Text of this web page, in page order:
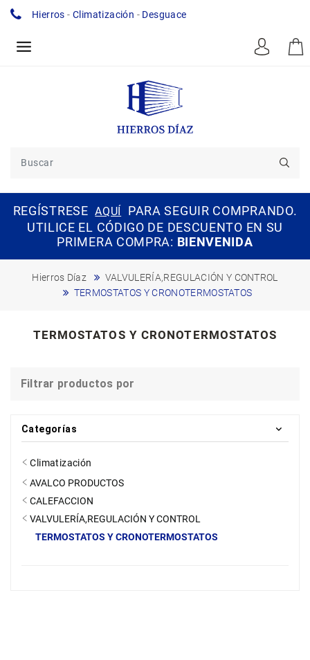
Hierros -Climatización - Desguace
REGÍSTRESE AQUÍ
PARA SEGUIR COMPRANDO.
UTILICE EL CÓDIGO DE DESCUENTO EN SU
PRIMERA COMPRA: BIENVENIDA
Hierros Díaz
VALVULERÍA,REGULACIÓN Y CONTROL
TERMOSTATOS Y CRONOTERMOSTATOS
TERMOSTATOS Y CRONOTERMOSTATOS
Filtrar productos por
Categorías
Climatización
AVALCO PRODUCTOS
CALEFACCION
VALVULERÍA,REGULACIÓN Y CONTROL
TERMOSTATOS Y CRONOTERMOSTATOS